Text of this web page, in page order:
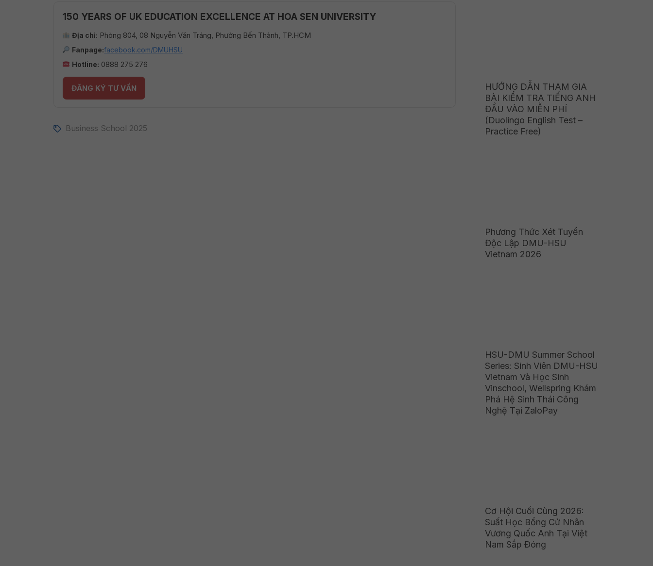
150 YEARS OF UK EDUCATION EXCELLENCE AT HOA SEN UNIVERSITY
Địa chỉ: Phòng 804, 08 Nguyễn Văn Tráng, Phường Bến Thành, TP.HCM
Fanpage:facebook.com/DMUHSU
Hotline: 0888 275 276
ĐĂNG KÝ TƯ VẤN
Business School 2025
HƯỚNG DẪN THAM GIA
BÀI KIỂM TRA TIẾNG ANH
ĐẦU VÀO MIỄN PHÍ
(Duolingo English Test –
Practice Free)
Phương Thức Xét Tuyển
Độc Lập DMU-HSU
Vietnam 2026
HSU-DMU Summer School
Series: Sinh Viên DMU-HSU
Vietnam Và Học Sinh
Vinschool, Wellspring Khám
Phá Hệ Sinh Thái Công
Nghệ Tại ZaloPay
Cơ Hội Cuối Cùng 2026:
Suất Học Bổng Cử Nhân
Vương Quốc Anh Tại Việt
Nam Sắp Đóng